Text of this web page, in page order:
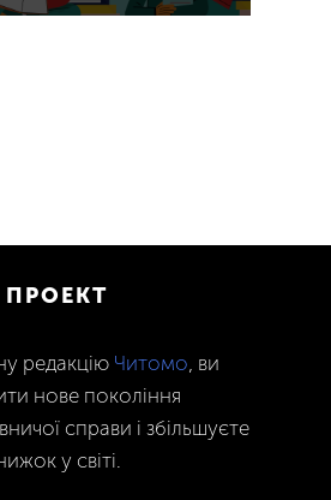
редакцію Читомо, ви
нове покоління
справи і збільшуєте
у світі.